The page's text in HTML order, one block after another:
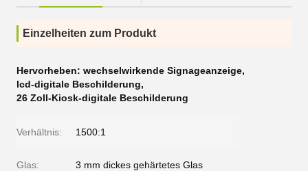
Einzelheiten zum Produkt
Hervorheben: wechselwirkende Signageanzeige,
lcd-digitale Beschilderung,
26 Zoll-Kiosk-digitale Beschilderung
Verhältnis: 1500:1
Glas: 3 mm dickes gehärtetes Glas